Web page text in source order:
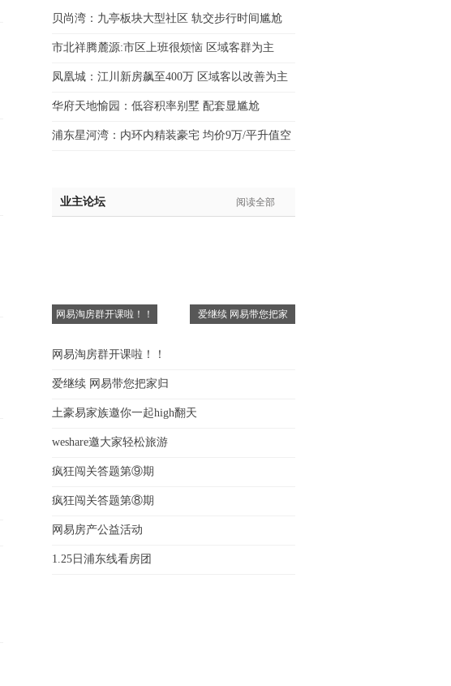
贝尚湾：九亭板块大型社区 轨交步行时间尴尬
市北祥腾麓源:市区上班很烦恼 区域客群为主
凤凰城：江川新房飙至400万 区域客以改善为主
华府天地愉园：低容积率别墅 配套显尴尬
浦东星河湾：内环内精装豪宅 均价9万/平升值空
业主论坛 阅读全部
网易淘房群开课啦！！ 爱继续 网易带您把家
网易淘房群开课啦！！
爱继续 网易带您把家归
土豪易家族邀你一起high翻天
weshare邀大家轻松旅游
疯狂闯关答题第⑨期
疯狂闯关答题第⑧期
网易房产公益活动
1.25日浦东线看房团